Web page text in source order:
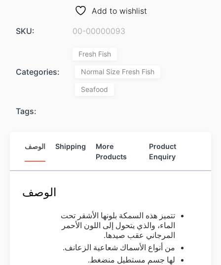
Add to wishlist
SKU: 00-00000093
Categories:
Fresh Fish
Normal Size Fresh Fish
Seafood
Tags:
الوصف Shipping
More
Products
Product
Enquiry
الوصف
تتميز هذه السمكة بلونها الأشقر تحت
الماء، والذي يتحول إلى اللون الأحمر
المرجاني عقب صيدها.
من أنواع الأسماك شعاعية الزعانف.
لها جسم مستطيل منضغط.